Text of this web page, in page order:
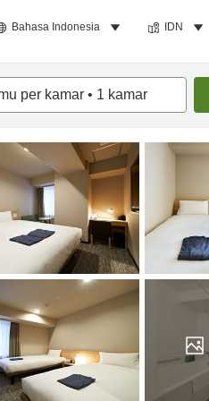
Bahasa Indonesia IDN
per kamar • 1 kamar